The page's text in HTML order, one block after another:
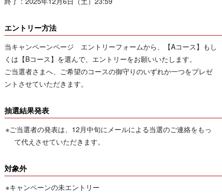
エントリー方法
当キャンペーンページ エントリーフォームから、【Aコース】もし
くは【Bコース】を選んで、エントリーをお願いいたします。
ご当選者さまへ、ご希望のコースの御守りのいずれか一つをプレゼ
ントさせていただきます。
抽選結果発表
ご当選者の発表は、12月中旬にメールによる当選のご連絡をもっ
て代えさせていただきます。
対象外
キャンペーンの未エントリー